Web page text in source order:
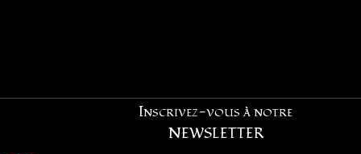
Inscrivez-vous à notre
NEWSLETTER